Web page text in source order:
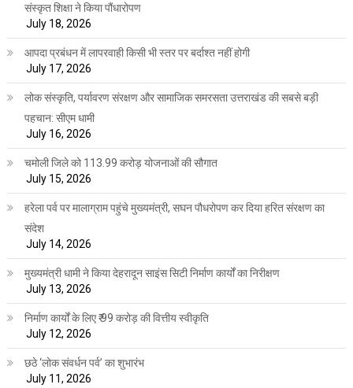
संस्कृत शिक्षा ने किया पौंधारोपण
July 18, 2026
आपदा प्रबंधन में लापरवाही किसी भी स्तर पर बर्दाश्त नहीं होगी
July 17, 2026
लोक संस्कृति, पर्यावरण संरक्षण और सामाजिक समरसता उत्तराखंड की सबसे बड़ी
पहचान: सीएम धामी
July 16, 2026
चमोली जिले को 113.99 करोड़ योजनाओं की सौगात
July 15, 2026
हरेला पर्व पर मालाग्राम पहुंचे मुख्यमंत्री, सघन पौधरोपण कर दिया हरित संरक्षण का
संदेश
July 14, 2026
मुख्यमंत्री धामी ने किया देहरादून साइंस सिटी निर्माण कार्यों का निरीक्षण
July 13, 2026
निर्माण कार्यों के लिए ₹ 99 करोड़ की वित्तीय स्वीकृति
July 12, 2026
छठे ‘लोक संवर्धन पर्व’ का शुभारंभ
July 11, 2026